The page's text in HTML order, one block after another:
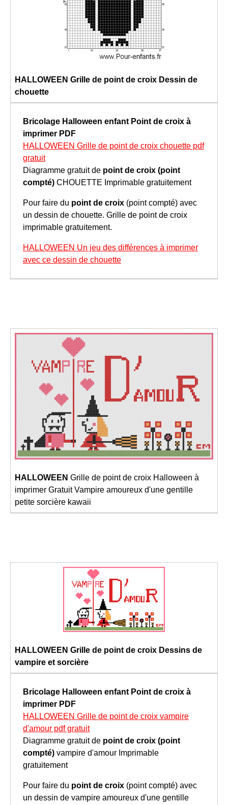
HALLOWEEN Grille de point de croix Dessin de
chouette
Bricolage Halloween enfant Point de croix à
imprimer PDF
HALLOWEEN Grille de point de croix chouette pdf
gratuit
Diagramme gratuit de point de croix (point
compté) CHOUETTE Imprimable gratuitement
Pour faire du point de croix (point compté) avec
un dessin de chouette. Grille de point de croix
imprimable gratuitement.
HALLOWEEN Un jeu des différences à imprimer
avec ce dessin de chouette
HALLOWEEN Grille de point de croix Halloween à
imprimer Gratuit Vampire amoureux d'une gentille
petite sorcière kawaii
HALLOWEEN Grille de point de croix Dessins de
vampire et sorcière
Bricolage Halloween enfant Point de croix à
imprimer PDF
HALLOWEEN Grille de point de croix vampire
d'amour pdf gratuit
Diagramme gratuit de point de croix (point
compté) vampire d'amour Imprimable
gratuitement
Pour faire du point de croix (point compté) avec
un dessin de vampire amoureux d'une gentille